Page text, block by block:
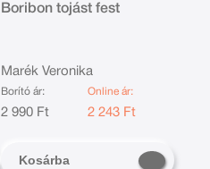
Boribon tojást fest
Marék Veronika
Borító ár:
2 990 Ft
Online ár:
2 243 Ft
Kosárba